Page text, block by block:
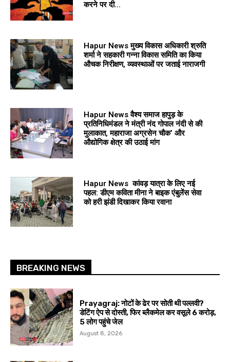
करने पर दी...
Hapur News मुख्य विकास अधिकारी श्रुति
शर्मा ने सहकारी गन्ना विकास समिति का किया
औचक निरीक्षण, व्यवस्थाओं पर जताई नाराजगी
Hapur News वैश्य समाज हापुड़ के
प्रतिनिधिमंडल ने मंत्री नंद गोपाल नंदी से की
मुलाकात, महाराजा अग्रसेन चौक’ और
औद्योगिक क्षेत्र की उठाई मांग
Hapur News कांवड़ यात्रा के लिए नई
पहल: डीएम कविता मीना ने बाइक एंबुलेंस सेवा
को हरी झंडी दिखाकर किया रवाना
BREAKING NEWS
Prayagraj: नोटों के ढेर पर सोती थी पल्लवी?
डेटिंग ऐप से दोस्ती, फिर ब्लैकमेल कर वसूले ₹6 करोड़,
5 लोग पहुंचे जेल
August 8, 2026